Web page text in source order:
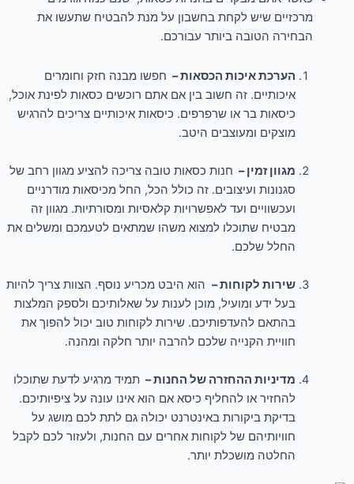
מרכזיים שיש לקחת בחשבון על מנת להבטיח שתעשו את
הבחירה הטובה ביותר עבורכם.
הערכת איכות הכסאות – חפשו מבנה חזק וחומרים
איכותיים. זה חשוב בין אם אתם רוכשים כסאות לפינת אוכל,
כיסאות בר או שרפרפים. כיסאות איכותיים צריכים להרגיש
מוצקים ומעוצבים היטב.
מגוון זמין – חנות כסאות טובה צריכה להציע מגוון רחב של
סגנונות ועיצובים. זה כולל הכל, החל מכיסאות מודרניים
ועכשוויים ועד לאפשרויות קלאסיות ומסורתיות. מגוון זה
מבטיח שתוכלו למצוא משהו שמתאים לטעמכם ומשלים את
החלל שלכם.
שירות לקוחות –הוא היבט מכריע נוסף. הצוות צריך להיות
בעל ידע ומועיל, מוכן לענות על שאלותיכם ולספק המלצות
בהתאם להעדפותיכם. שירות לקוחות טוב יכול להפוך את
חוויית הקנייה שלכם להרבה יותר חלקה ומהנה.
מדיניות ההחזרה של החנות – תמיד מרגיע לדעת שתוכלו
להחזיר או להחליף כיסא אם הוא אינו עונה על ציפיותיכם.
בדיקת ביקורות באינטרנט יכולה גם לתת לכם מושג על
חוויותיהם של לקוחות אחרים עם החנות, ולעזור לכם לקבל
החלטה מושכלת יותר.